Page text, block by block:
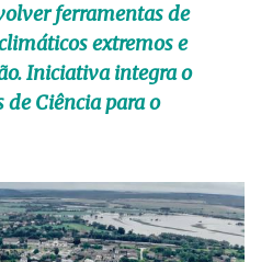
ferramentas de
extremos e
Iniciativa integra o
de Ciência para o